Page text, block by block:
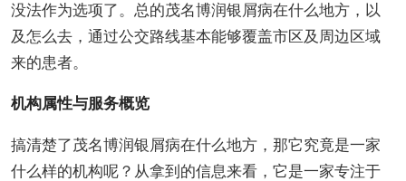
没法作为选项了。总的茂名博润银屑病在什么地方，以
及怎么去，通过公交路线基本能够覆盖市区及周边区域
来的患者。
机构属性与服务概览
搞清楚了茂名博润银屑病在什么地方，那它究竟是一家
什么样的机构呢？从拿到的信息来看，它是一家专注于